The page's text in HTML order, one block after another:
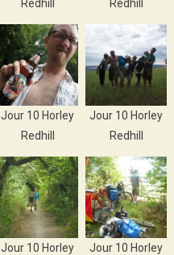
Redhill
Redhill
Jour 10 Horley
Redhill
Jour 10 Horley
Redhill
Jour 10 Horley
Jour 10 Horley